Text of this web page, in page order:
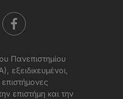
Πανεπιστημίου
εξειδικευμένοι,
επιστήμη και την